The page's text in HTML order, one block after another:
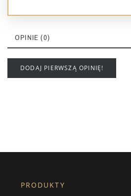
OPINIE (0)
DODAJ PIERWSZĄ OPINIĘ!
PRODUKTY